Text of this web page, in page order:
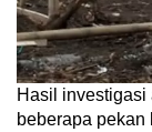
Hasil investigasi
beberapa